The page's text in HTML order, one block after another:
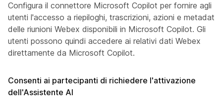
Configura il connettore Microsoft Copilot per fornire agli
utenti l'accesso a riepiloghi, trascrizioni, azioni e metadati
delle riunioni Webex disponibili in Microsoft Copilot. Gli
utenti possono quindi accedere ai relativi dati Webex
direttamente da Microsoft Copilot.
Consenti ai partecipanti di richiedere l'attivazione
dell'Assistente AI